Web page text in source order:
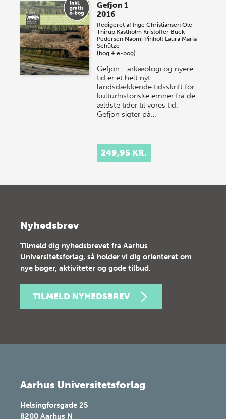
Gefjon 1
2016
Redigeret af Inge Christiansen Ole
Thirup Kastholm Kristoffer Buck
Pedersen Naomi Pinholt Laura Maria
Schütze
(bog + e-bog)
Gefjon - arkæologi og nyere
tid er et helt nyt
landsdækkende tidsskrift for
kulturhistoriske emner fra de
ældste tider til vores tid.
Gefjon sigter på…
249,95 KR.
Nyhedsbrev
Tilmeld dig nyhedsbrevet fra Aarhus
Universitetsforlag, så holder vi dig orienteret om
nye bøger, aktiviteter og gode tilbud.
TILMELD NYHEDSBREV
Aarhus Universitetsforlag
Helsingforsgade 25
8200 Aarhus N